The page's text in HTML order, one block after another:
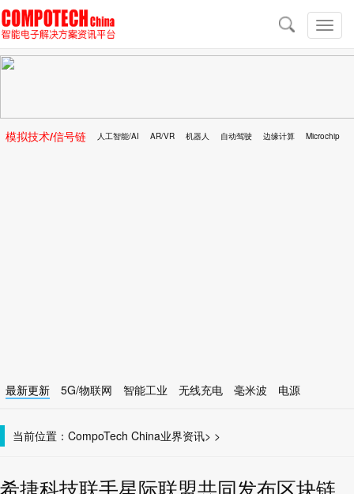
切
换
导
导
航
模拟技术/信号链 人工智能/AI AR/VR 机器人 自动驾驶 边缘计算 Microchip
最新更新 5G/物联网 智能工业 无线充电 毫米波
电源
当前位置： CompoTech China >
业界资讯 >